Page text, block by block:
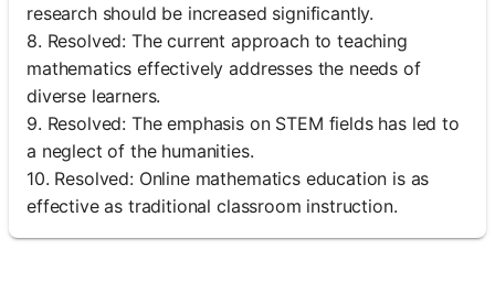
research should be increased significantly.
8. Resolved: The current approach to teaching
mathematics effectively addresses the needs of
diverse learners.
9. Resolved: The emphasis on STEM fields has led to
a neglect of the humanities.
10. Resolved: Online mathematics education is as
effective as traditional classroom instruction.